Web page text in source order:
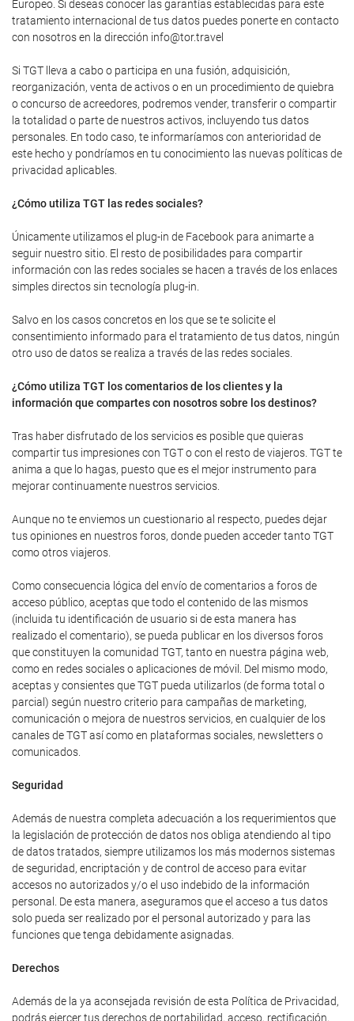
Europeo. Si deseas conocer las garantías establecidas para este
tratamiento internacional de tus datos puedes ponerte en contacto
con nosotros en la dirección info@tor.travel
Si TGT lleva a cabo o participa en una fusión, adquisición,
reorganización, venta de activos o en un procedimiento de quiebra
o concurso de acreedores, podremos vender, transferir o compartir
la totalidad o parte de nuestros activos, incluyendo tus datos
personales. En todo caso, te informaríamos con anterioridad de
este hecho y pondríamos en tu conocimiento las nuevas políticas de
privacidad aplicables.
¿Cómo utiliza TGT las redes sociales?
Únicamente utilizamos el plug-in de Facebook para animarte a
seguir nuestro sitio. El resto de posibilidades para compartir
información con las redes sociales se hacen a través de los enlaces
simples directos sin tecnología plug-in.
Salvo en los casos concretos en los que se te solicite el
consentimiento informado para el tratamiento de tus datos, ningún
otro uso de datos se realiza a través de las redes sociales.
¿Cómo utiliza TGT los comentarios de los clientes y la
información que compartes con nosotros sobre los destinos?
Tras haber disfrutado de los servicios es posible que quieras
compartir tus impresiones con TGT o con el resto de viajeros. TGT te
anima a que lo hagas, puesto que es el mejor instrumento para
mejorar continuamente nuestros servicios.
Aunque no te enviemos un cuestionario al respecto, puedes dejar
tus opiniones en nuestros foros, donde pueden acceder tanto TGT
como otros viajeros.
Como consecuencia lógica del envío de comentarios a foros de
acceso público, aceptas que todo el contenido de las mismos
(incluida tu identificación de usuario si de esta manera has
realizado el comentario), se pueda publicar en los diversos foros
que constituyen la comunidad TGT, tanto en nuestra página web,
como en redes sociales o aplicaciones de móvil. Del mismo modo,
aceptas y consientes que TGT pueda utilizarlos (de forma total o
parcial) según nuestro criterio para campañas de marketing,
comunicación o mejora de nuestros servicios, en cualquier de los
canales de TGT así como en plataformas sociales, newsletters o
comunicados.
Seguridad
Además de nuestra completa adecuación a los requerimientos que
la legislación de protección de datos nos obliga atendiendo al tipo
de datos tratados, siempre utilizamos los más modernos sistemas
de seguridad, encriptación y de control de acceso para evitar
accesos no autorizados y/o el uso indebido de la información
personal. De esta manera, aseguramos que el acceso a tus datos
solo pueda ser realizado por el personal autorizado y para las
funciones que tenga debidamente asignadas.
Derechos
Además de la ya aconsejada revisión de esta Política de Privacidad,
podrás ejercer tus derechos de portabilidad, acceso, rectificación,